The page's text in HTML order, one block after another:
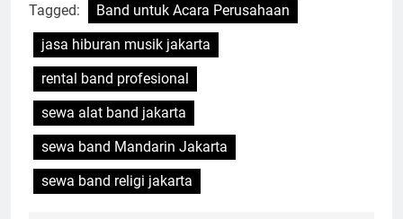
Tagged:
Band untuk Acara Perusahaan
jasa hiburan musik jakarta
rental band profesional
sewa alat band jakarta
sewa band Mandarin Jakarta
sewa band religi jakarta